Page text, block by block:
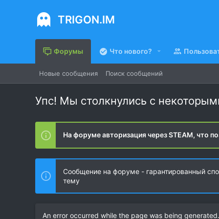
TRIGON.IM
Форумы Что нового?
Новые сообщения Поиск сообщений
Упс! Мы столкнулись с
На форуме авторизация через STEAM, что
Сообщение на форуме - гарантированный
тему
An error occurred while the page was being